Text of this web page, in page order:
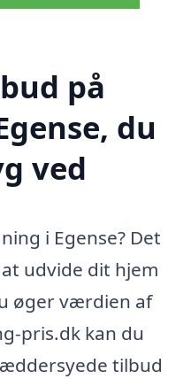
på
du
ved
i Egense? Det
udvide dit hjem
øger værdien af
pris.dk kan du
tilbud